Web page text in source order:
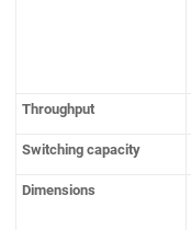
Throughput
Switching capacity
Dimensions